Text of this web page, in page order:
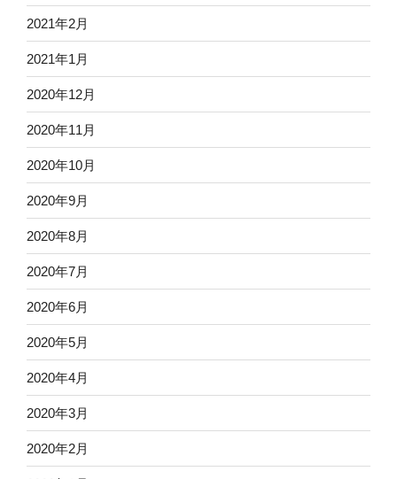
2021年2月
2021年1月
2020年12月
2020年11月
2020年10月
2020年9月
2020年8月
2020年7月
2020年6月
2020年5月
2020年4月
2020年3月
2020年2月